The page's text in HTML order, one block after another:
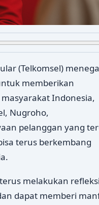
(Telkomsel)
memberikan
Indonesia,
Nugroho,
pelanggan yang
terus berkembang
melakukan refleksi
dapat memberi